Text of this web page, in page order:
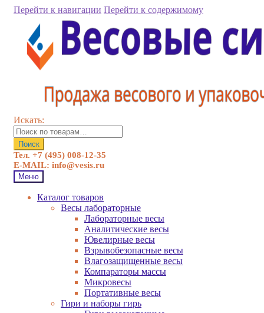
Перейти к навигации Перейти к содержимому
Искать:
Поиск
Тел. +7 (495) 008-12-35
E-MAIL: info@vesis.ru
Меню
Каталог товаров
Весы лабораторные
Лабораторные весы
Аналитические весы
Ювелирные весы
Взрывобезопасные весы
Влагозащищенные весы
Компараторы массы
Микровесы
Портативные весы
Гири и наборы гирь